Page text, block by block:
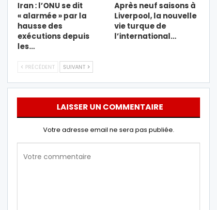
Iran : l’ONU se dit
« alarmée » par la
hausse des
exécutions depuis
les…
Après neuf saisons à
Liverpool, la nouvelle
vie turque de
l’international…
PRÉCÉDENT SUIVANT
LAISSER UN COMMENTAIRE
Votre adresse email ne sera pas publiée.